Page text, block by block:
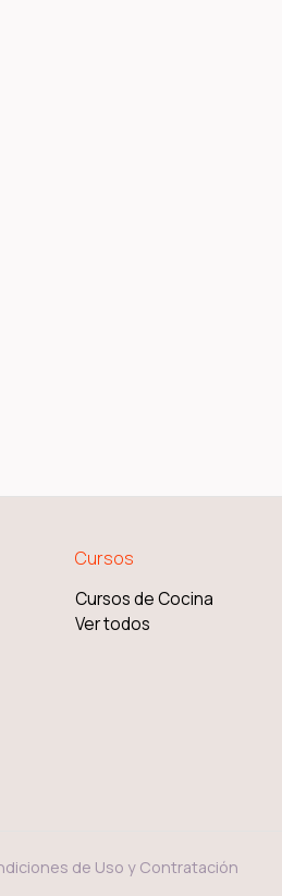
Cursos
Cursos de Cocina
Ver todos
de Uso y Contratación